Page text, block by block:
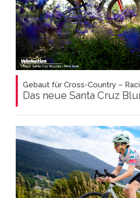
Gebaut für Cross-Country –
Das neue Santa Cruz